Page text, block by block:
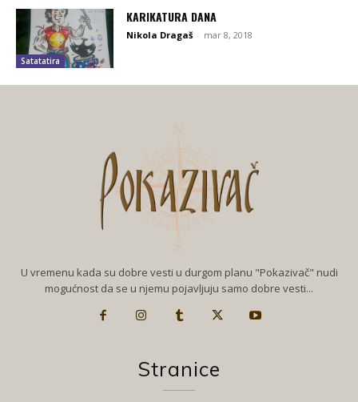
Satatatira
KARIKATURA DANA
Nikola Dragaš - mar 8, 2018
U vremenu kada su dobre vesti u durgom planu "Pokazivač" nudi
mogućnost da se u njemu pojavljuju samo dobre vesti...
Stranice